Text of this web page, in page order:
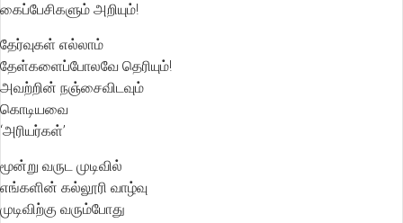
கைப்பேசிகளும் அறியும்!
தேர்வுகள் எல்லாம்
தேள்களைப்போலவே தெரியும்!
அவற்றின் நஞ்சைவிடவும்
கொடியவை
‘அரியர்கள்’
மூன்று வருட முடிவில்
எங்களின் கல்லூரி வாழ்வு
முடிவிற்கு வரும்போது